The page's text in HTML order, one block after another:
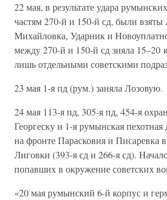
22 мая, в результате удара
частям 270-й и 150-й сд, были взяты
Михайловка, Ударник и
между 270-й и 150-й сд зияла 15–20
лишь отдельными советскими
23 мая 1-я пд (рум.) заняла Лозовую.
24 мая 113-я пд, 305-я пд, 454-я
Георгеску и 1-я румынская пехотная
на фронте Парасковия и Писаревка
Лиговки (393-я сд и 266-я сд).
попавших в окружение советских
«20 мая румынский 6-й корпус и